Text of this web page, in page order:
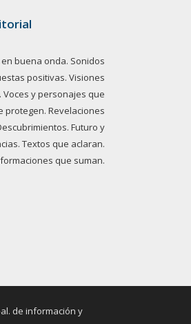
buena onda. Sonidos
positivas. Visiones
y personajes que
protegen. Revelaciones
Futuro y
Textos que aclaran.
que suman.
de información y